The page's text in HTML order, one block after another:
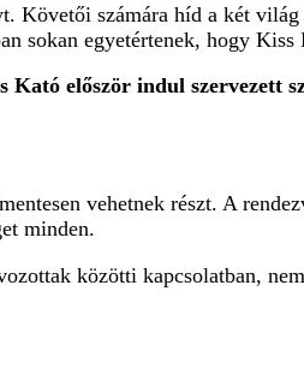
Követői számára híd a két
sokan egyetértenek, hogy Kiss
Kató először indul szervezett
vehetnek részt. A
minden.
közötti kapcsolatban,